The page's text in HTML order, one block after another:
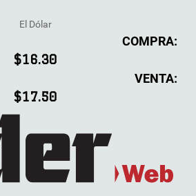
El Dólar
COMPRA:
$16.30
VENTA:
$17.50